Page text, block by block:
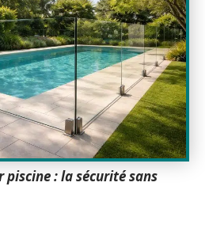
: la sécurité sans